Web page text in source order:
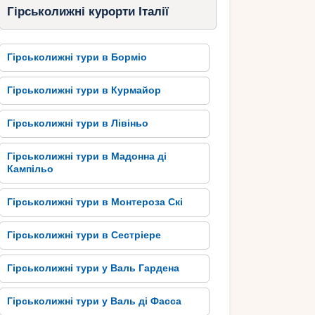
Гірськолижні курорти Італії
Гірськолижні тури в Борміо
Гірськолижні тури в Курмайор
Гірськолижні тури в Лівіньо
Гірськолижні тури в Мадонна ді
Кампільо
Гірськолижні тури в Монтероза Скі
Гірськолижні тури в Сестріере
Гірськолижні тури у Валь Гардена
Гірськолижні тури у Валь ді Фасса